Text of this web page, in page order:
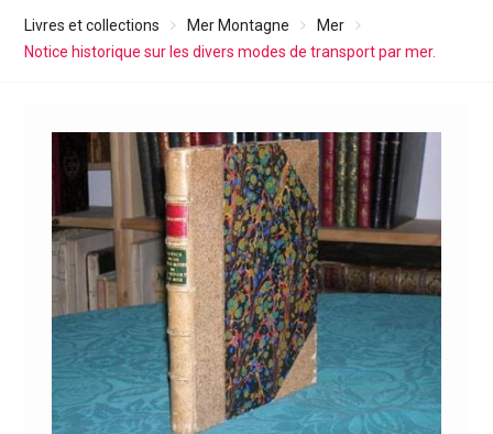
Livres et collections Mer Montagne
Mer
Notice historique sur les divers modes de transport par mer.